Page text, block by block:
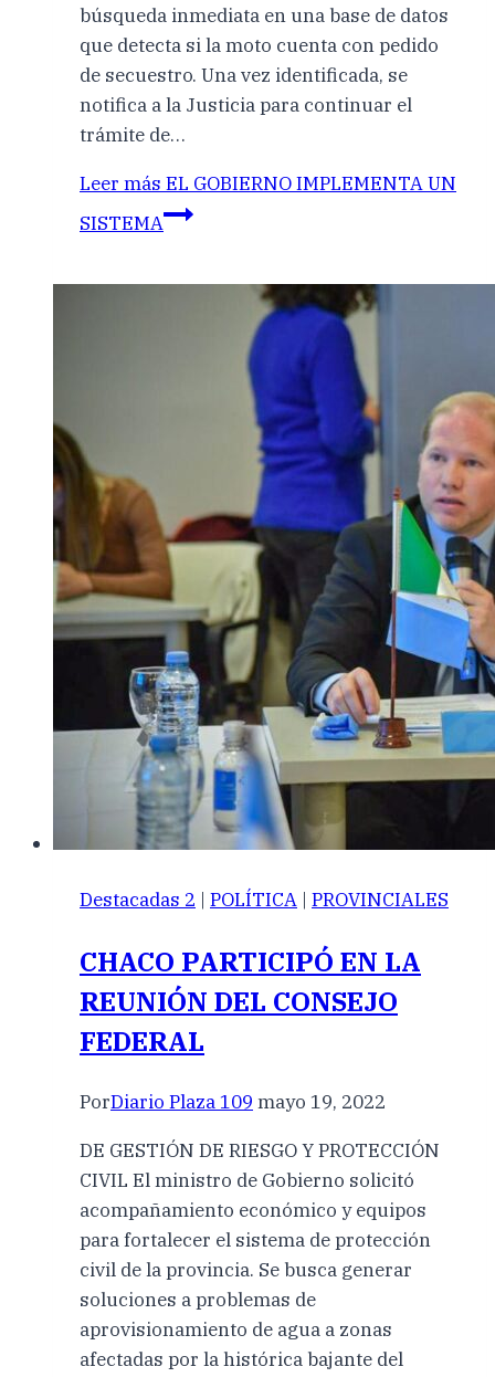
búsqueda inmediata en una base de datos
que detecta si la moto cuenta con pedido
de secuestro. Una vez identificada, se
notifica a la Justicia para continuar el
trámite de…
Leer más EL GOBIERNO IMPLEMENTA UN
SISTEMA
Destacadas 2 | POLÍTICA | PROVINCIALES
CHACO PARTICIPÓ EN LA
REUNIÓN DEL CONSEJO
FEDERAL
PorDiario Plaza 109 mayo 19, 2022
DE GESTIÓN DE RIESGO Y PROTECCIÓN
CIVIL El ministro de Gobierno solicitó
acompañamiento económico y equipos
para fortalecer el sistema de protección
civil de la provincia. Se busca generar
soluciones a problemas de
aprovisionamiento de agua a zonas
afectadas por la histórica bajante del